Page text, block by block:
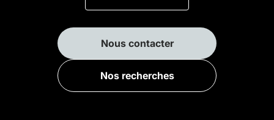
Nous contacter
Nos recherches